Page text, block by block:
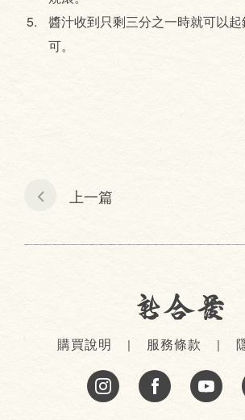
醬汁收到只剩三分之一時就可以
可。
上一篇
購買說明 服務條款